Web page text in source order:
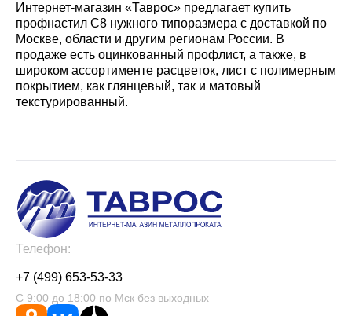
Интернет-магазин «Таврос» предлагает купить
профнастил С8 нужного типоразмера с доставкой по
Москве, области и другим регионам России. В
продаже есть оцинкованный профлист, а также, в
широком ассортименте расцветок, лист с полимерным
покрытием, как глянцевый, так и матовый
текстурированный.
Телефон:
+7 (499) 653-53-33
С 9:00 до 18:00 по Мск без выходных